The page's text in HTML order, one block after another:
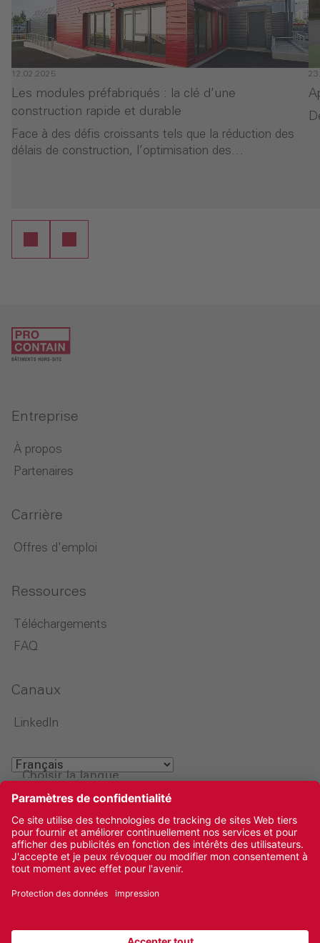
12.02.2025
Les modules préfabriqués : la clé d’une
construction rapide et durable
Face à des défis croissants tels que la réduction des
délais de construction, l’optimisation des…
Entreprise
À propos
Partenaires
Carrière
Offres d'emploi
Ressources
Téléchargements
FAQ
Canaux
LinkedIn
Choisir la langue